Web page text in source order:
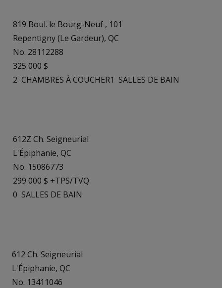
819 Boul. le Bourg-Neuf , 101
Repentigny (Le Gardeur), QC
No. 28112288
325 000 $
2 CHAMBRES À COUCHER1 SALLES DE BAIN
612Z Ch. Seigneurial
L'Épiphanie, QC
No. 15086773
299 000 $ +TPS/TVQ
0 SALLES DE BAIN
612 Ch. Seigneurial
L'Épiphanie, QC
No. 13411046